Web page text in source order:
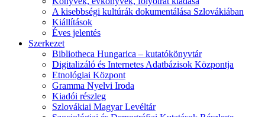
A kisebbségi kultúrák dokumentálása Szlovákiában
Kiállítások
Éves jelentés
Szerkezet
Bibliotheca Hungarica – kutatókönyvtár
Digitalizáló és Internetes Adatbázisok Központja
Etnológiai Központ
Gramma Nyelvi Iroda
Kiadói részleg
Szlovákiai Magyar Levéltár